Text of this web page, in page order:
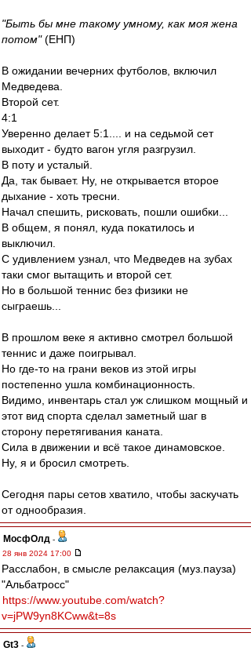
"Быть бы мне такому умному, как моя жена
потом"(ЕНП)
В ожидании вечерних футболов, включил
Медведева.
Второй сет.
4:1
Уверенно делает 5:1.... и на седьмой сет
выходит - будто вагон угля разгрузил.
В поту и усталый.
Да, так бывает. Ну, не открывается второе
дыхание - хоть тресни.
Начал спешить, рисковать, пошли ошибки...
В общем, я понял, куда покатилось и
выключил.
С удивлением узнал, что Медведев на зубах
таки смог вытащить и второй сет.
Но в большой теннис без физики не
сыграешь...
В прошлом веке я активно смотрел большой
теннис и даже поигрывал.
Но где-то на грани веков из этой игры
постепенно ушла комбинационность.
Видимо, инвентарь стал уж слишком мощный и
этот вид спорта сделал заметный шаг в
сторону перетягивания каната.
Сила в движении и всё такое динамовское.
Ну, я и бросил смотреть.
Сегодня пары сетов хватило, чтобы заскучать
от однообразия.
МосфОлд -
28 янв 2024 17:00
Расслабон, в смысле релаксация (муз.пауза)
"Альбатросс"
https://www.youtube.com/watch?
v=jPW9yn8KCww&t=8s
Gt3 -